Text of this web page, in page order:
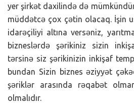
yer şirkət daxilində də
müddətcə çox çətin olacaq. İşin
idarəçiliyi altına versəniz,
bizneslərdə şərikiniz sizin
tərsinə siz şərikinizin inkişaf
bundan Sizin biznes əziyyət
şəriklər arasında rəqabət
olmalıdır.